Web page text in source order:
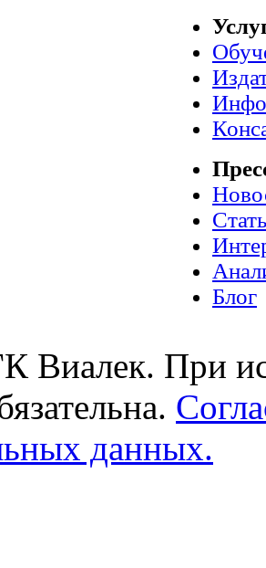
Блог
Виалек. При
данных.